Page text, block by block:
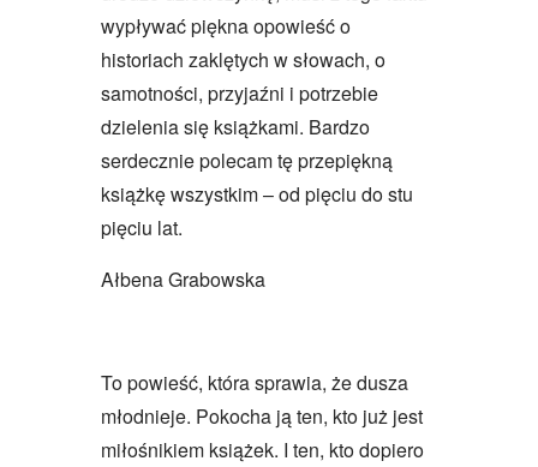
wypływać piękna opowieść o
historiach zaklętych w słowach, o
samotności, przyjaźni i potrzebie
dzielenia się książkami. Bardzo
serdecznie polecam tę przepiękną
książkę wszystkim – od pięciu do stu
pięciu lat.
Ałbena Grabowska
To powieść, która sprawia, że dusza
młodnieje. Pokocha ją ten, kto już jest
miłośnikiem książek. I ten, kto dopiero